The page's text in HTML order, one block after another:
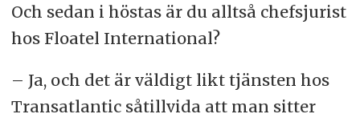
Och sedan i höstas är du alltså chefsjurist
hos Floatel International?
– Ja, och det är väldigt likt tjänsten hos
Transatlantic såtillvida att man sitter